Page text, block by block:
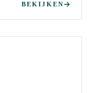
BEKIJKEN